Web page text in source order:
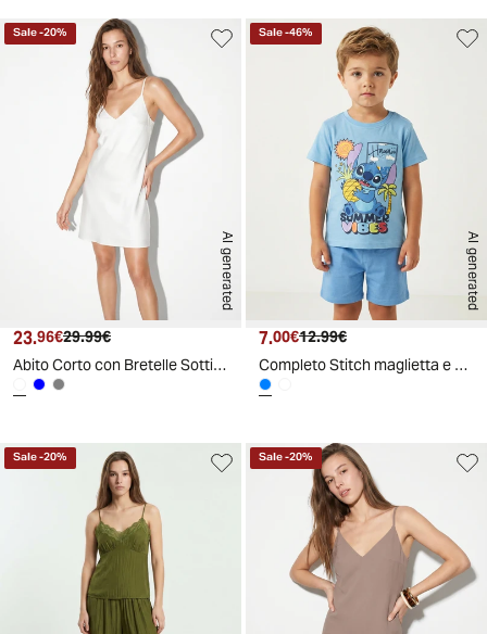
AI generated
Sale-20%
Prezzo attuale
23.96€ Prezzo originale
29.99€
Abito Corto con Bretelle Sottili - Bianco
AI generated
Sale-46%
Prezzo attuale
7.00€ Prezzo originale
12.99€
Completo Stitch maglietta e bermuda corto - Azzurro
Sale-20% Sale-20%